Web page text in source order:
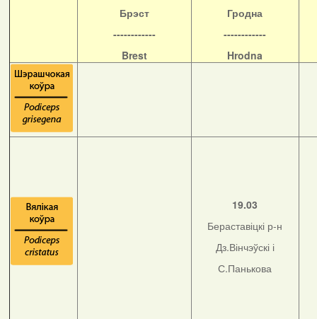
Брэст
------------
Brest
Гродна
------------
Hrodna
19.03
Бераставіцкі р-н
Дз.Вінчэўскі і
С.Панькова